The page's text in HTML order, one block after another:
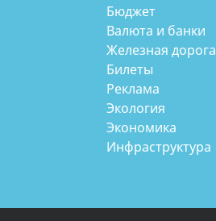
Бюджет
Валюта и банки
Железная дорога
Билеты
Реклама
Экология
Экономика
Инфраструктура